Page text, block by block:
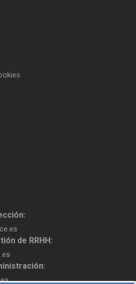
de RRHH: